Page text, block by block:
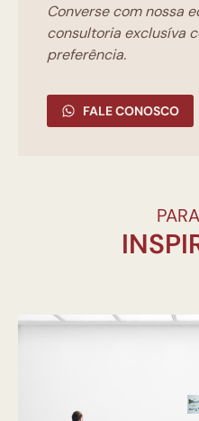
Converse com nossa
consultoria exclusíva
preferência.
FALE CONOSCO